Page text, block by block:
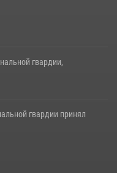
гвардии,
гвардии принял